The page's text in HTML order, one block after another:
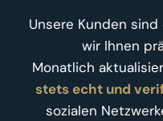
Unsere Kunden
wir Ihnen
Monatlich
stets echt und
sozialen